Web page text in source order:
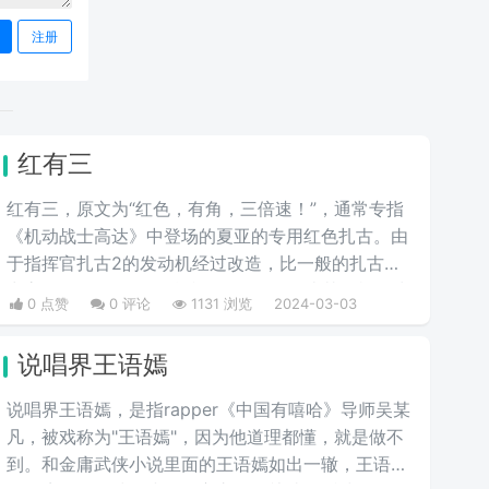
注册
红有三
红有三，原文为“红色，有角，三倍速！”，通常专指
《机动战士高达》中登场的夏亚的专用红色扎古。由
于指挥官扎古2的发动机经过改造，比一般的扎古出
三倍。而红色有角三倍速也被看作是夏亚登场的象
0 点赞 0 评论 1131 浏览 2024-03-03
说唱界王语嫣
说唱界王语嫣，是指rapper《中国有嘻哈》导师吴某
凡，被戏称为"王语嫣"，因为他道理都懂，就是做不
到。和金庸武侠小说里面的王语嫣如出一辙，王语嫣